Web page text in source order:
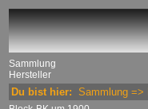
Sammlung
Hersteller
Du bist hier: Sammlung =>